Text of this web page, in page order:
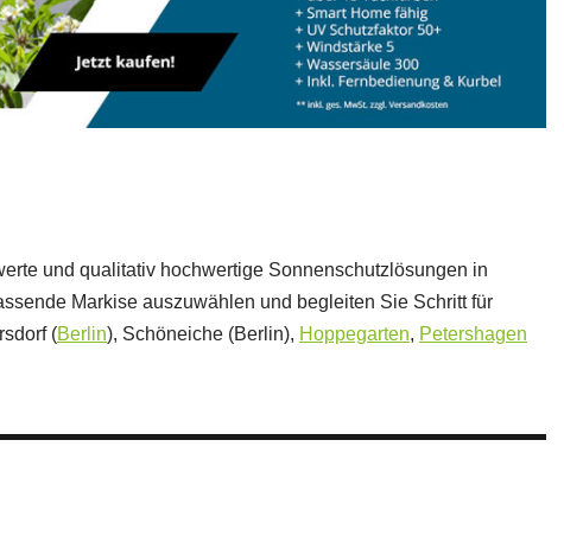
und qualitativ hochwertige Sonnenschutzlösungen in
Markise auszuwählen und begleiten Sie Schritt für
(Berlin), Schöneiche (Berlin), Hoppegarten, Petershagen